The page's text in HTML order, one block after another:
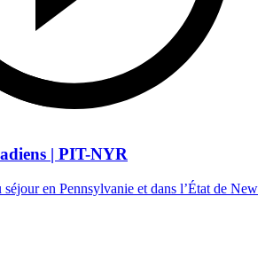
| PIT-NYR
séjour en Pennsylvanie et dans l’État de New